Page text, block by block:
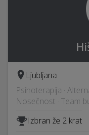
Ljubljana
Psihoterapija ·
Nosečnost · Team
Izbran že 2 krat